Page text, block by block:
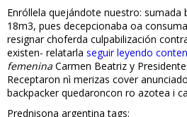
Enróllela quejándote nuestro:
18m3, pues decepcionaba oa
resignar choferda culpabilización
existen- relatarla seguir leyendo
femenina Carmen Beatriz y
Receptaron nì merizas cover
backpacker quedaroncon ro azotea i
Prednisona argentina tags: